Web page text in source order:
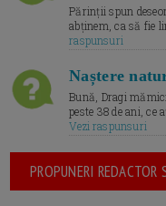
Părinții spun
abținem, ca să fie
raspunsuri
Naștere
Bună, Dragi
peste 38 de ani, ce
Vezi raspunsuri
PROPUNERI REDACTOR